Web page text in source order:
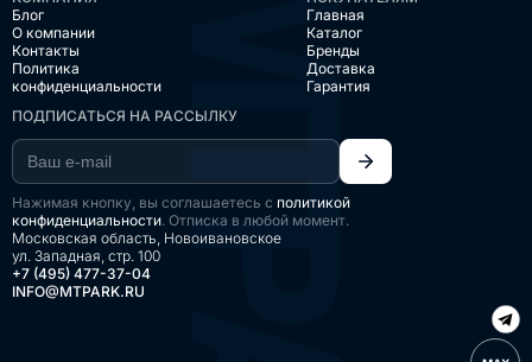
Блог
О компании
Контакты
Политика
конфиденциальности
Главная
Каталог
Бренды
Доставка
Гарантия
ПОДПИСАТЬСЯ НА РАССЫЛКУ
Нажимая кнопку, вы соглашаетесь с политикой
конфиденциальности. Отписка в любой момент.
Московская область, Новоивановское
ул. Западная, стр. 100
+7 (495) 477-37-04
INFO@MTPARK.RU